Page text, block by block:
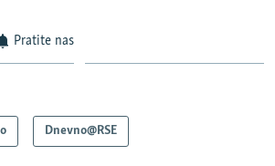
Pratite nas
Dnevno@RSE